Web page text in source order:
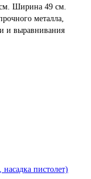
Ширина 49 см.
металла,
и выравнивания
пистолет)